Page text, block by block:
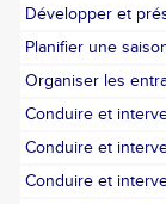
Développer et
Planifier une
Organiser les
Conduire et
Conduire et
Conduire et